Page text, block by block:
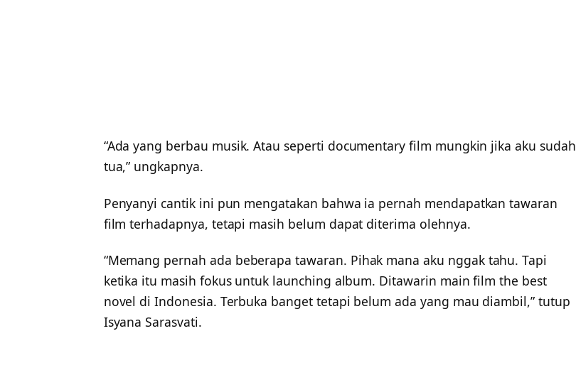
“Ada yang berbau musik. Atau seperti documentary film mungkin jika aku sudah
tua,” ungkapnya.
Penyanyi cantik ini pun mengatakan bahwa ia pernah mendapatkan tawaran
film terhadapnya, tetapi masih belum dapat diterima olehnya.
“Memang pernah ada beberapa tawaran. Pihak mana aku nggak tahu. Tapi
ketika itu masih fokus untuk launching album. Ditawarin main film the best
novel di Indonesia. Terbuka banget tetapi belum ada yang mau diambil,” tutup
Isyana Sarasvati.